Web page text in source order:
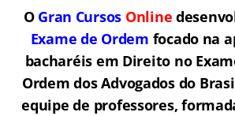
O Gran Cursos Online
Exame de Ordem focado na
bacharéis em Direito no
Ordem dos Advogados do
equipe de professores,